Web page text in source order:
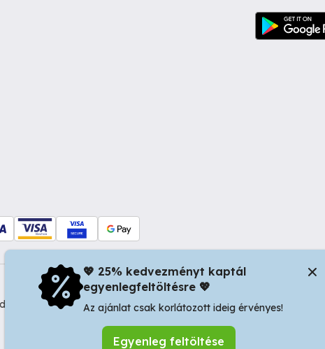
Dacia nr 34, Oradea 410346, Romania | Tax ID: RO44483373 -
💖 25% kedvezményt kaptál
egyenlegfeltöltésre 💖
Az ajánlat csak korlátozott ideig érvényes!
Egyenleg feltöltése